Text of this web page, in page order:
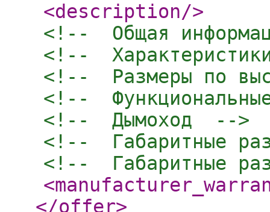
<description/>
<!--  Общая
<!--
<!--  Размеры по
<!--
<!--  Дымоход  -->
<!--  Габаритные
<!--  Габаритные
</offer>